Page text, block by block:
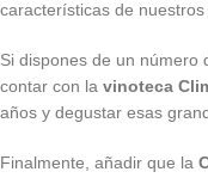
características de nuestros
Si dispones de un número
contar con la vinoteca
años y degustar esas
Finalmente, añadir que la